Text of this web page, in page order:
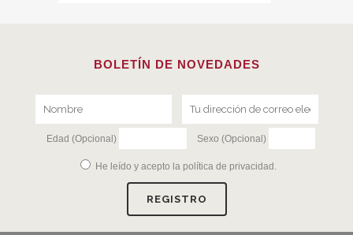
BOLETÍN DE NOVEDADES
Edad (Opcional) Sexo (Opcional)
He leído y acepto la política de privacidad .